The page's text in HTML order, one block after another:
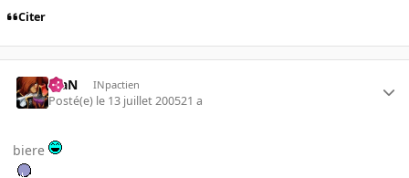
Citer
KiaN INpactien
Posté(e) le 13 juillet 200521 a
biere